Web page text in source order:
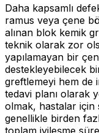
Daha kapsamlı
ramus veya çene
alınan blok kemik
teknik olarak zor
yapılamayan bir
destekleyebilecek
greftlemeyi hem de
tedavi planı olarak
olmak, hastalar için
genellikle birden